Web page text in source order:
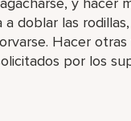
doblar las
Hacer otras
por los